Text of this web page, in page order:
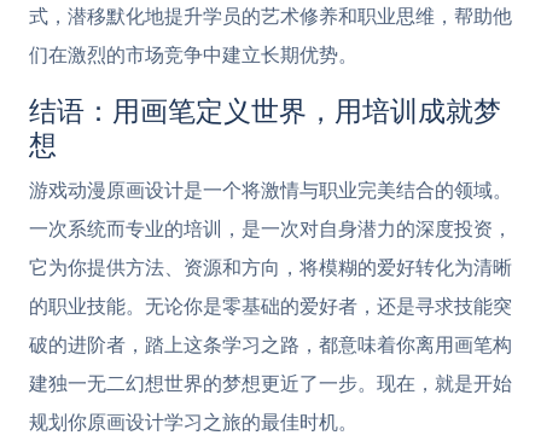
式，潜移默化地提升学员的艺术修养和职业思维，帮助他
们在激烈的市场竞争中建立长期优势。
结语：用画笔定义世界，用培训成就梦
想
游戏动漫原画设计是一个将激情与职业完美结合的领域。
一次系统而专业的培训，是一次对自身潜力的深度投资，
它为你提供方法、资源和方向，将模糊的爱好转化为清晰
的职业技能。无论你是零基础的爱好者，还是寻求技能突
破的进阶者，踏上这条学习之路，都意味着你离用画笔构
建独一无二幻想世界的梦想更近了一步。现在，就是开始
规划你原画设计学习之旅的最佳时机。